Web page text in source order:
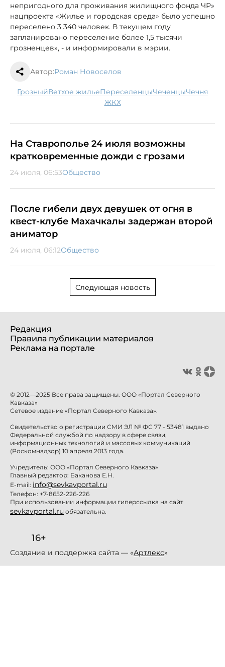
непригодного для проживания жилищного фонда ЧР»
нацпроекта «Жилье и городская среда» было успешно
переселено 3 340 человек. В текущем году
запланировано переселение более 1,5 тысячи
грозненцев», - и информировали в мэрии.
Автор:Роман Новоселов
Грозный ветхое жилье переселенцы чеченцы
Чечня
ЖКХ
На Ставрополье 24 июля возможны
кратковременные дожди с грозами
24 июля, 06:53Общество
После гибели двух девушек от огня в
квест-клубе Махачкалы задержан второй
аниматор
24 июля, 06:12Общество
Следующая новость
Редакция
Правила публикации материалов
Реклама на портале
© 2012—2025 Все права защищены. ООО «Портал Северного
Кавказа»
Сетевое издание «Портал Северного Кавказа».
Свидетельство о регистрации СМИ ЭЛ № ФС 77 - 53481 выдано
Федеральной службой по надзору в сфере связи,
информационных технологий и массовых коммуникаций
(Роскомнадзор) 10 апреля 2013 года.
Учредитель: ООО «Портал Северного Кавказа»
Главный редактор: Баканова Е.Н.
E-mail: info@sevkavportal.ru
Телефон: +7-8652-226-226
При использовании информации гиперссылка на сайт
sevkavportal.ru обязательна.
16+
Создание и поддержка сайта — «Артлекс»